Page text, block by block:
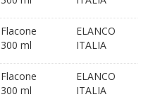
Flacone
300 ml
ELANCO
ITALIA
Flacone
300 ml
ELANCO
ITALIA